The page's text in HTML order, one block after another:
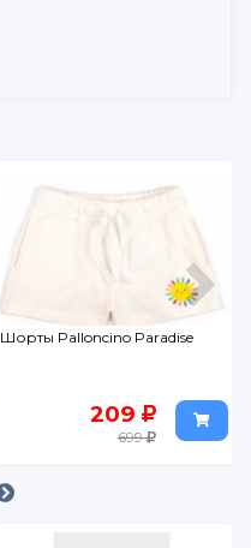
Шорты Palloncino Paradise
209
699